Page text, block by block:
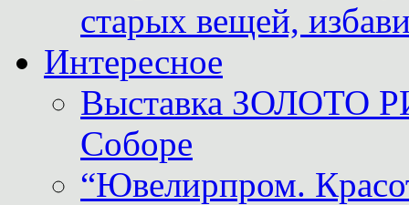
старых вещей,
Интересное
Выставка ЗОЛОТО
Соборе
“Ювелирпром.